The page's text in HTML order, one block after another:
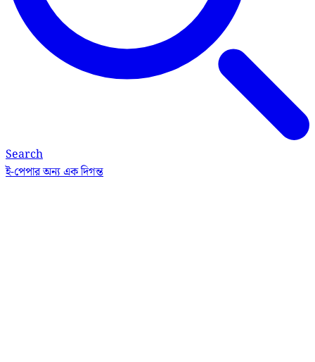
Search
ই-পেপারঅন্য এক দিগন্ত